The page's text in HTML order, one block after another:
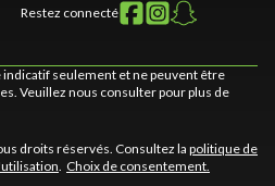
Restez connecté
seulement et ne peuvent être
Veuillez nous consulter pour plus de
droits réservés. Consultez la politique de
Choix de consentement.